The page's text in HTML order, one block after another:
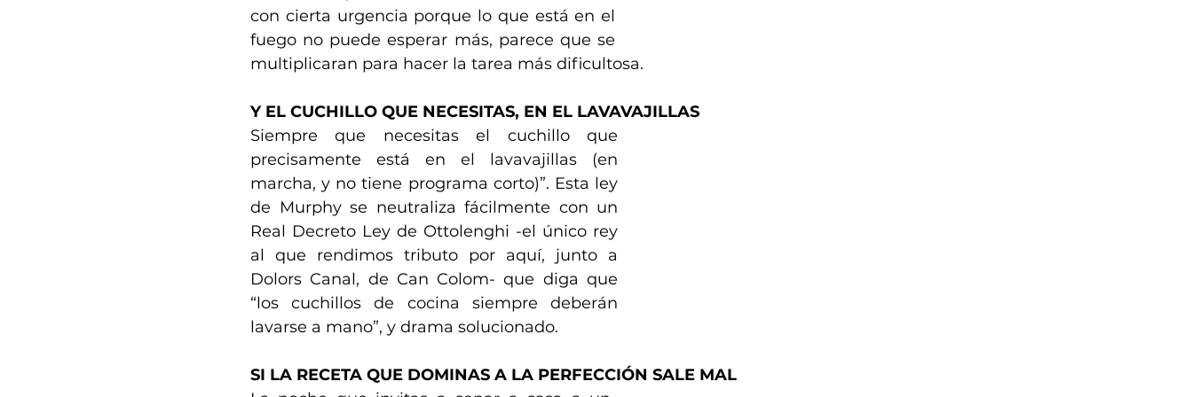
con cierta urgencia porque lo que está en el
fuego no puede esperar más, parece que se
multiplicaran para hacer la tarea más dificultosa.
Y EL CUCHILLO QUE NECESITAS, EN EL LAVAVAJILLAS
Siempre que necesitas el cuchillo que
precisamente está en el lavavajillas (en
marcha, y no tiene programa corto)”. Esta ley
de Murphy se neutraliza fácilmente con un
Real Decreto Ley de Ottolenghi -el único rey
al que rendimos tributo por aquí, junto a
Dolors Canal, de Can Colom- que diga que
“los cuchillos de cocina siempre deberán
lavarse a mano”, y drama solucionado.
SI LA RECETA QUE DOMINAS A LA PERFECCIÓN SALE MAL